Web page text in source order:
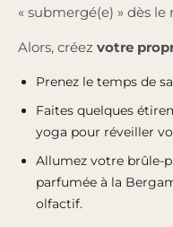
« submergé(e) » dès le
Alors, créez votre
Prenez le temps de
Faites quelques
yoga pour réveiller
Allumez votre brûle-
parfumée à la
olfactif.